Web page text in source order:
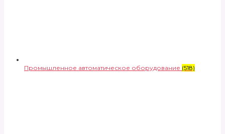
Промышленное автоматическое оборудование (518)